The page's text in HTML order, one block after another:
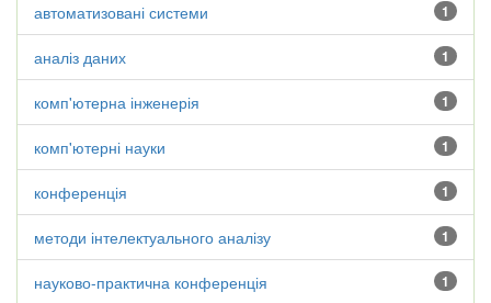
1
автоматизовані системи
1
аналіз даних
1
комп'ютерна інженерія
1
комп'ютерні науки
1
конференція
1
методи інтелектуального аналізу
1
науково-практична конференція